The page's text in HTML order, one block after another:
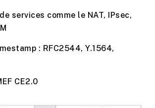
services comme le NAT, IPsec,
: RFC2544, Y.1564,
CE2.0